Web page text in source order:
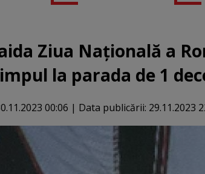
Ziua Națională a
la parada de 1
00:06 | Data publicării: 29.11.2023